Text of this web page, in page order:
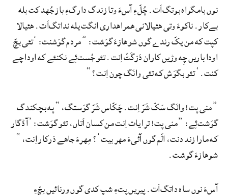
نوں بامگواه بوتگ‌اَت. چُلّءِ آسءَ وتا زندگ دارگءِ باز جُهد کت بله
بےکار. ناکوءَ وتی هئیالانی همراهداری انگت یله نداتگ‌اَت. هئیالا
کپت که من یکّ رندے گوں شوهازءَ گوَشت: ”مردم گوَشنت: ’تئی بچّ
اودا باریں چِه وڑیں کاران دَزگَٹّ اِنت. تئو جُست‌ئِے نکنئے که اودا چے
کنت.‘ تئو بگوَش که تئی وانَگ چون اِنت؟“
”منی پت! وانَگ سَکّ شَرّ اِنت. چَکّاس شَرّ گوَستگ،“ په بچکندگ
گوَشت‌ئِے: ”منی پت! ترا یات اِنت من کسان اَتاں، تئو گوَشت: ’آ ڈگار
که مارا زند دنت، الّم گوں آئیءَ مهر بیت‘؟ مِهرءَ جاهے دَرکار اِنت،“
شوهازءَ گوشت.
آسءَ نوں ساه داتگ‌اَت. پیریں پتءِ شپ کدی گوں ورنائیں بچّءِ